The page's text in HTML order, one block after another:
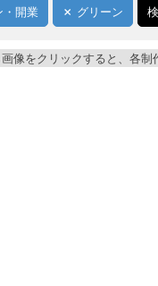
開業 グリーン
像をクリックすると、各